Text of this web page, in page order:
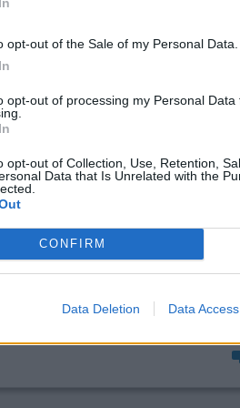
opt-out of the Sale of my Personal Data.
opt-out of processing my Personal Data
opt-out of Collection, Use, Retention,
Data that Is Unrelated with the
CONFIRM
Data Deletion Data Access
Effectiviteit
leven